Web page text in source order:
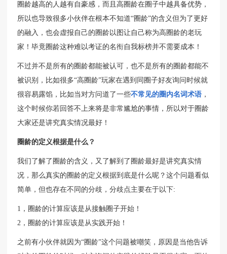
圈龄越高的人越有自豪感，而且高圈龄在圈子中越具备优势，
所以也导致很多小伙伴在根本不知道“圈龄”的含义但为了更好
的融入，也会虚报自己的圈龄以图让自己称为高圈龄的老玩
家！毕竟圈龄这种难以考证的名衔自我标榜并不需要成本！
不过并不是所有的圈龄都能被认可，也不是所有的圈龄都能不
被识别，比如很多“高圈龄”玩家在遇到同圈子好友询问时候就
很容易露馅，比如当对方问道了一些不常见的圈内名词术语 ，
这个时候你若回答不上来将是非常尴尬的事情，所以对于圈龄
大家还是讲究真实情况最好！
圈龄的定义根据是什么？
我们了解了圈龄的含义，又了解到了圈龄最好是讲究真实情
况，那么真实的圈龄的定义根据到底是什么呢？这个问题看似
简单，但也存在不同的分歧，分歧点主要在于以下:
1，圈龄的计算应该是从接触圈子开始！
2，圈龄的计算应该是从实践开始！
之前有小伙伴就因为“圈龄”这个问题被嘲笑，原因是当他告诉